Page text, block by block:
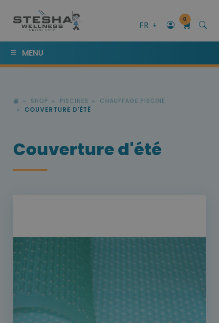
FR
0
MENU
SHOP PISCINES
CHAUFFAGE PISCINE
COUVERTURE D'ÉTÉ
Couverture d'été